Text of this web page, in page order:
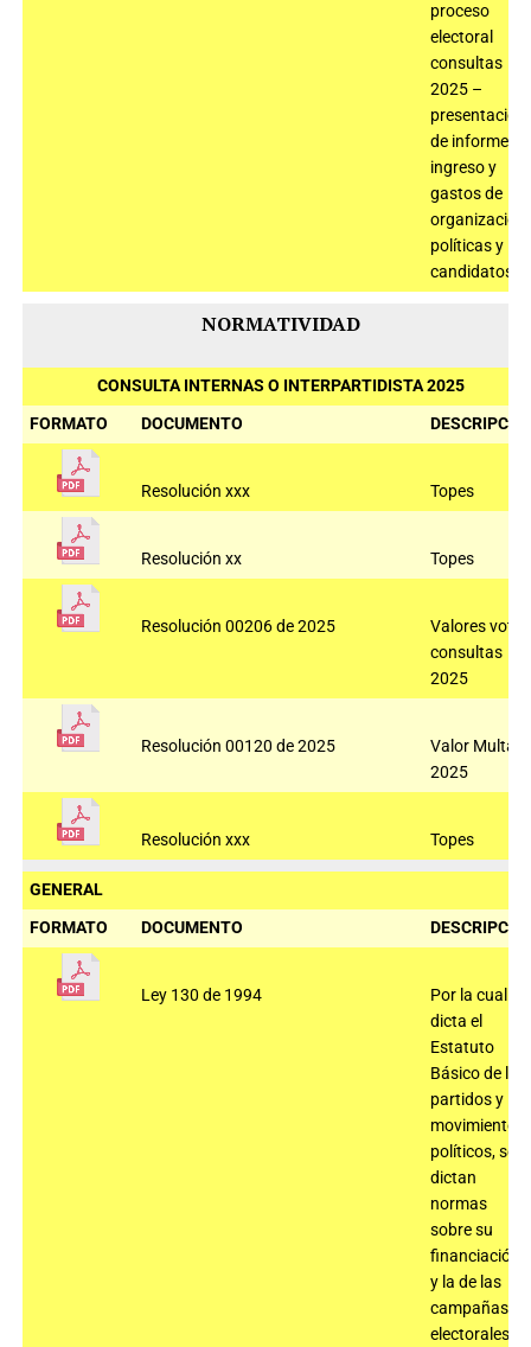
proceso
electoral
consultas
2025 –
presentación
de informe de
ingreso y
gastos de
políticas y
candidatos
NORMATIVIDAD
CONSULTA INTERNAS O INTERPARTIDISTA 2025
FORMATO
DOCUMENTO
Resolución xxx Topes
Resolución xx Topes
Resolución 00206 de 2025
Valores votos
consultas
2025
Resolución 00120 de 2025
Valor Multas
2025
Resolución xxx Topes
GENERAL
FORMATO
DOCUMENTO
Ley 130 de 1994
Por la cual se
dicta el
Estatuto
Básico de los
partidos y
movimientos
políticos, se
dictan
normas
sobre su
financiación
y la de las
campañas
electorales y